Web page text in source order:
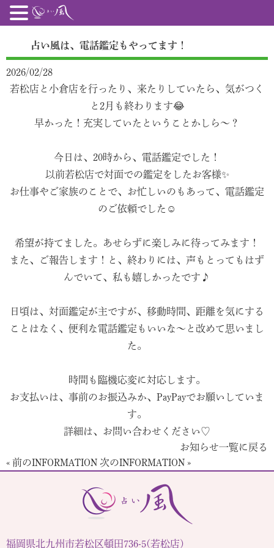
占い風は、電話鑑定もやってます！
2026/02/28
若松店と小倉店を行ったり、来たりしていたら、気がつく
と2月も終わります😂
早かった！充実していたということかしら〜？
今日は、20時から、電話鑑定でした！
以前若松店で対面での鑑定をしたお客様✨
お仕事やご家族のことで、お忙しいのもあって、電話鑑定
のご依頼でした☺️
希望が持てました。あせらずに楽しみに待ってみます！
また、ご報告します！と、終わりには、声もとってもはず
んでいて、私も嬉しかったです♪
日頃は、対面鑑定が主ですが、移動時間、距離を気にする
ことはなく、便利な電話鑑定もいいな〜と改めて思いまし
た。
時間も臨機応変に対応します。
お支払いは、事前のお振込みか、PayPayでお願いしていま
す。
詳細は、お問い合わせください♡
お知らせ一覧に戻る
« 前のINFORMATION 次のINFORMATION »
福岡県北九州市若松区頓田736-5(若松店)